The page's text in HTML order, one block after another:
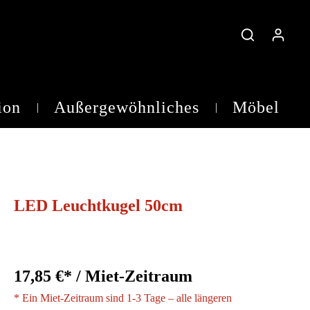
Außergewöhnliches Möbel
LED Leuchtkugel 50cm
17,85 €* / Miet-Zeitraum
* Ein Miet-Zeitraum sind 1-3 Tage – alle längeren